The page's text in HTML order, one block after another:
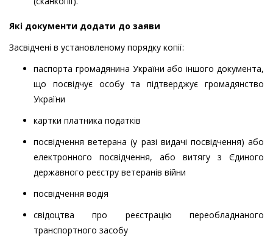
Які документи додати до заяви
Засвідчені в установленому порядку копії:
паспорта громадянина України або іншого документа,
що посвідчує особу та підтверджує громадянство
України
картки платника податків
посвідчення ветерана (у разі видачі посвідчення) або
електронного посвідчення, або витягу з Єдиного
державного реєстру ветеранів війни
посвідчення водія
свідоцтва про реєстрацію переобладнаного
транспортного засобу